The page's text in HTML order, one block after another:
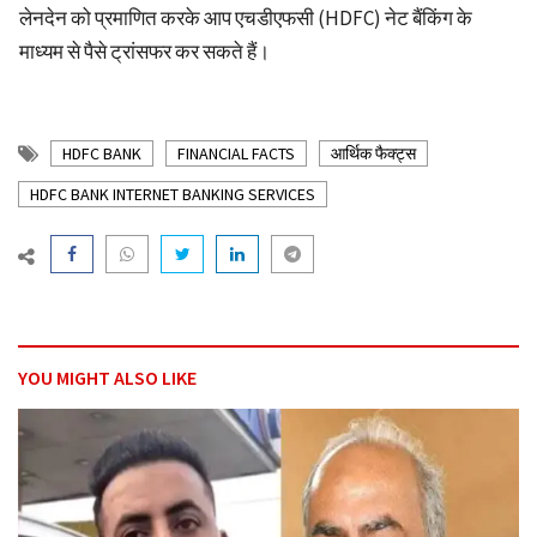
लेनदेन को प्रमाणित करके आप एचडीएफसी (HDFC) नेट बैंकिंग के
माध्यम से पैसे ट्रांसफर कर सकते हैं।
HDFC BANK FINANCIAL FACTS
आर्थिक फैक्ट्स
HDFC BANK INTERNET BANKING SERVICES
YOU MIGHT ALSO LIKE